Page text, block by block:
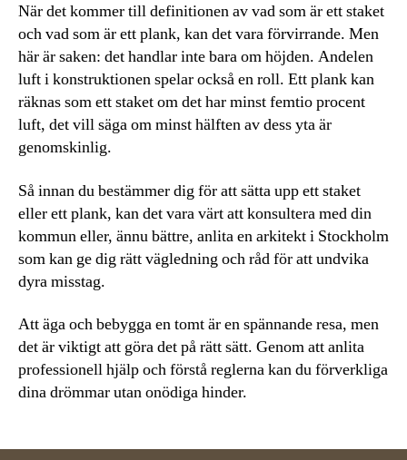
När det kommer till definitionen av vad som är ett staket
och vad som är ett plank, kan det vara förvirrande. Men
här är saken: det handlar inte bara om höjden. Andelen
luft i konstruktionen spelar också en roll. Ett plank kan
räknas som ett staket om det har minst femtio procent
luft, det vill säga om minst hälften av dess yta är
genomskinlig.
Så innan du bestämmer dig för att sätta upp ett staket
eller ett plank, kan det vara värt att konsultera med din
kommun eller, ännu bättre, anlita en arkitekt i Stockholm
som kan ge dig rätt vägledning och råd för att undvika
dyra misstag.
Att äga och bebygga en tomt är en spännande resa, men
det är viktigt att göra det på rätt sätt. Genom att anlita
professionell hjälp och förstå reglerna kan du förverkliga
dina drömmar utan onödiga hinder.